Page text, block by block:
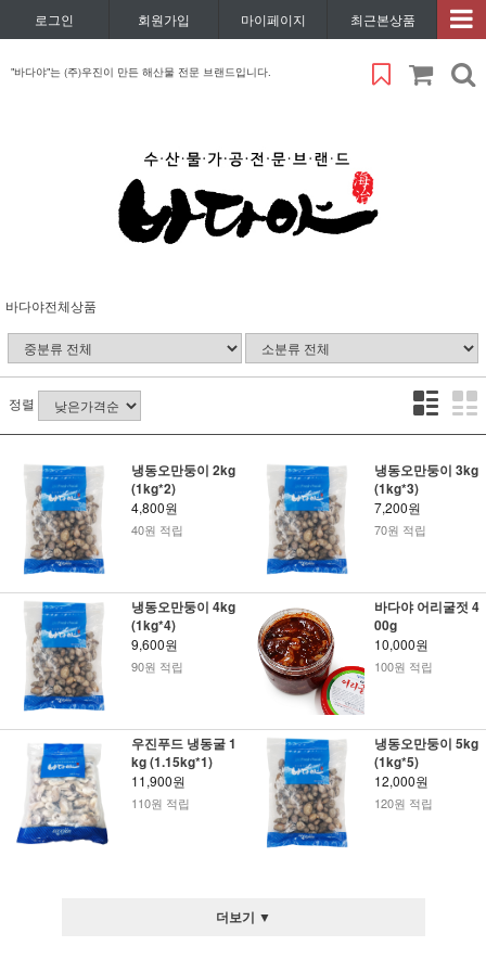
로그인 회원가입 마이페이지 최근본상품
"바다야"는 (주)우진이 만든 해산물 전문 브랜드입니다.
바다야전체상품
정렬
냉동오만둥이 2kg
(1kg*2)
4,800원
40원 적립
냉동오만둥이 3kg
(1kg*3)
7,200원
70원 적립
냉동오만둥이 4kg
(1kg*4)
9,600원
90원 적립
바다야 어리굴젓 4
00g
10,000원
100원 적립
우진푸드 냉동굴 1
kg (1.15kg*1)
11,900원
110원 적립
냉동오만둥이 5kg
(1kg*5)
12,000원
120원 적립
더보기 ▼